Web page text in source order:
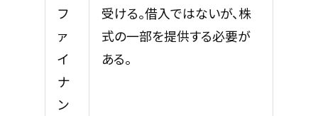
フ
ァ
イ
ナ
ン
受ける。借入ではないが、株
式の一部を提供する必要が
ある。